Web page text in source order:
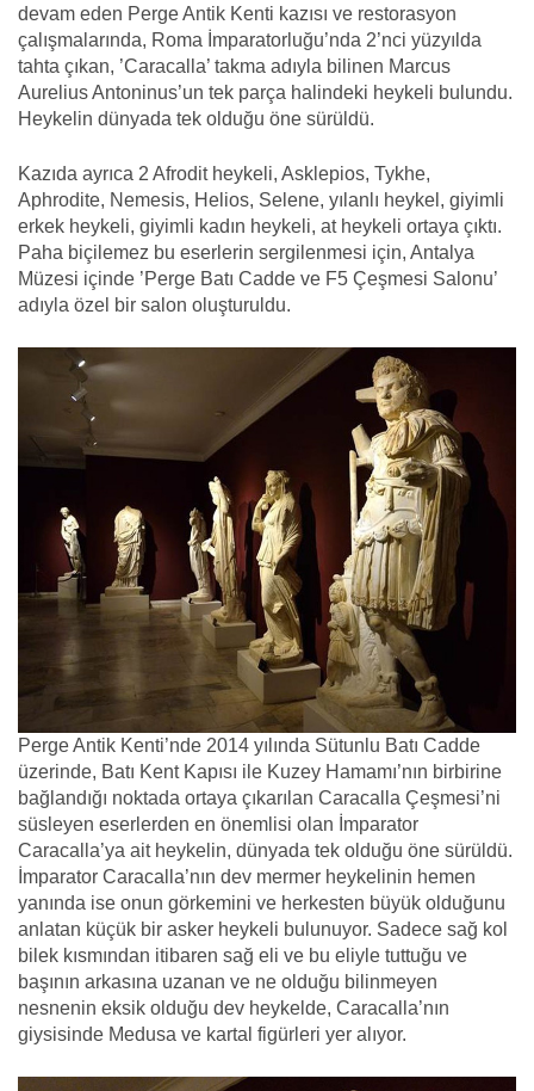
devam eden Perge Antik Kenti kazısı ve restorasyon
çalışmalarında, Roma İmparatorluğu’nda 2’nci yüzyılda
tahta çıkan, ’Caracalla’ takma adıyla bilinen Marcus
Aurelius Antoninus’un tek parça halindeki heykeli bulundu.
Heykelin dünyada tek olduğu öne sürüldü.
Kazıda ayrıca 2 Afrodit heykeli, Asklepios, Tykhe,
Aphrodite, Nemesis, Helios, Selene, yılanlı heykel, giyimli
erkek heykeli, giyimli kadın heykeli, at heykeli ortaya çıktı.
Paha biçilemez bu eserlerin sergilenmesi için, Antalya
Müzesi içinde ’Perge Batı Cadde ve F5 Çeşmesi Salonu’
adıyla özel bir salon oluşturuldu.
Perge Antik Kenti’nde 2014 yılında Sütunlu Batı Cadde
üzerinde, Batı Kent Kapısı ile Kuzey Hamamı’nın birbirine
bağlandığı noktada ortaya çıkarılan Caracalla Çeşmesi’ni
süsleyen eserlerden en önemlisi olan İmparator
Caracalla’ya ait heykelin, dünyada tek olduğu öne sürüldü.
İmparator Caracalla’nın dev mermer heykelinin hemen
yanında ise onun görkemini ve herkesten büyük olduğunu
anlatan küçük bir asker heykeli bulunuyor. Sadece sağ kol
bilek kısmından itibaren sağ eli ve bu eliyle tuttuğu ve
başının arkasına uzanan ve ne olduğu bilinmeyen
nesnenin eksik olduğu dev heykelde, Caracalla’nın
giysisinde Medusa ve kartal figürleri yer alıyor.